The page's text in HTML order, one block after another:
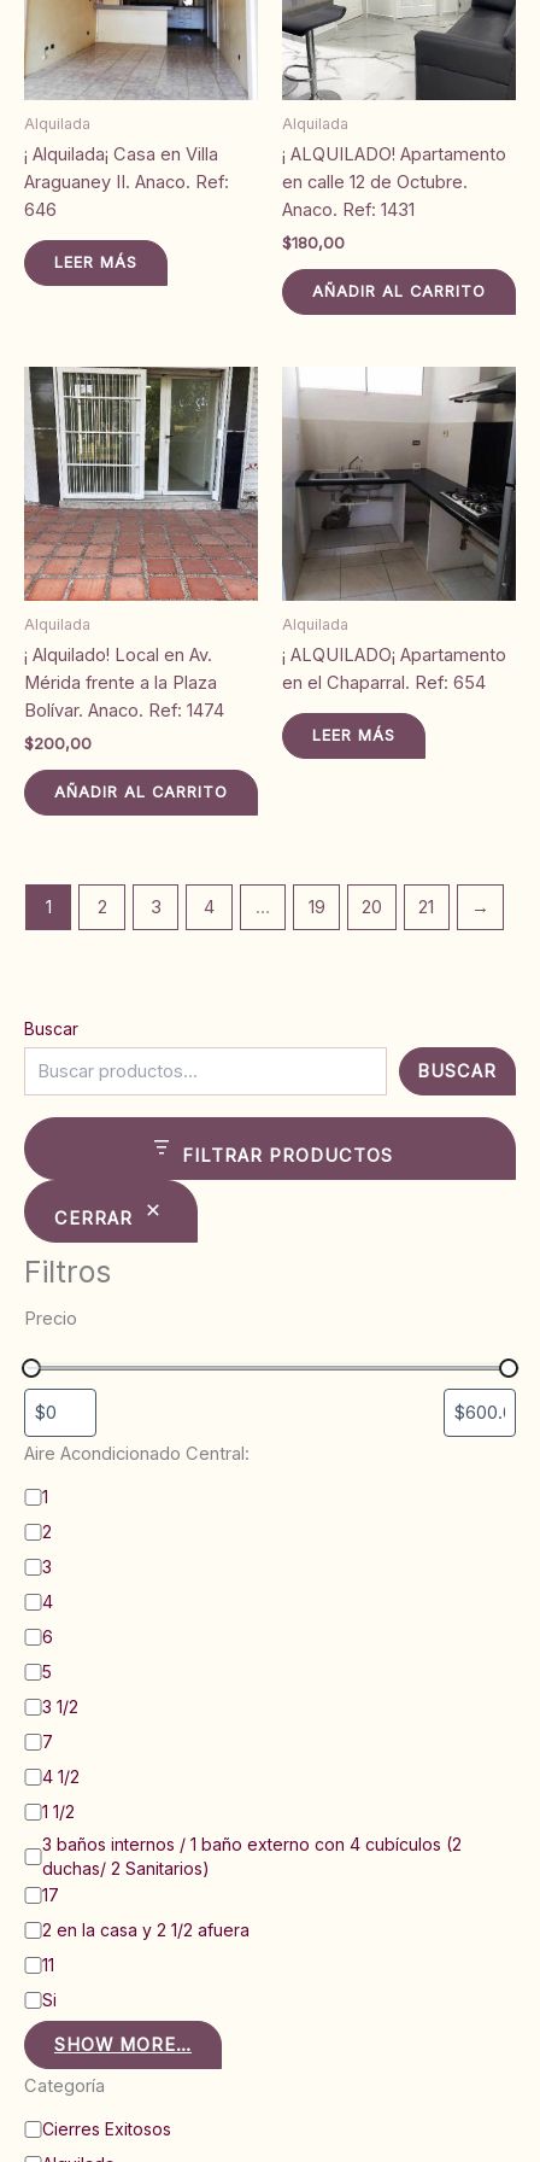
Alquilada
¡ Alquilada¡ Casa en Villa
Araguaney II. Anaco. Ref:
646
LEER MÁS
Alquilada
¡ ALQUILADO! Apartamento
en calle 12 de Octubre.
Anaco. Ref: 1431
$180,00
AÑADIR AL CARRITO
Alquilada
¡ Alquilado! Local en Av.
Mérida frente a la Plaza
Bolívar. Anaco. Ref: 1474
$200,00
AÑADIR AL CARRITO
Alquilada
¡ ALQUILADO¡ Apartamento
en el Chaparral. Ref: 654
LEER MÁS
1 2 3 4 … 19 20 21 →
Buscar
BUSCAR
FILTRAR PRODUCTOS
CERRAR
Filtros
Precio
Aire Acondicionado Central:
B
ñ
o
s
:
1
2
3
4
6
5
3 1/2
7
4 1/2
1 1/2
3 baños internos / 1 baño externo con 4 cubículos (2
duchas/ 2 Sanitarios)
17
2 en la casa y 2 1/2 afuera
11
Si
SHOW MORE…
Categoría
C Cierres Exitosos